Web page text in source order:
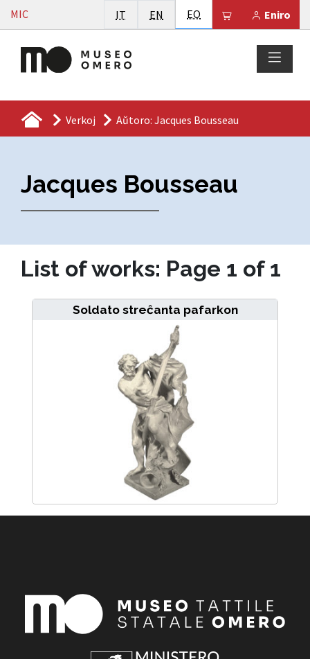
Vai al contenuto
MIC Eniro
Il tuo carrello
IT Italiano
EN English
EO Esperanto
Verkoj Aŭtoro: Jacques Bousseau
Jacques Bousseau
List of works: Page 1 of 1
Soldato streĉanta pafarkon